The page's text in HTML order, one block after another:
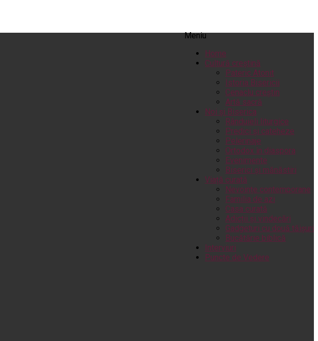
Meniu
Home
Cultură creștină
Pateric Atonit
Istoria Bisericii
Cenaclu creștin
Artă sacră
Noi și Biserica
Rânduieli liturgice
Predici și cateheze
Pelerinaje
Ortodox în diaspora
Evenimente
Biserici și mănăstiri
Viață curată
Nevoințe contemporane
Familia de azi
Casa curată
Adicții și vindecări
Gadgeturi cu două tăișuri
Bucătărie biblică
Interviuri
Puncte de Vedere